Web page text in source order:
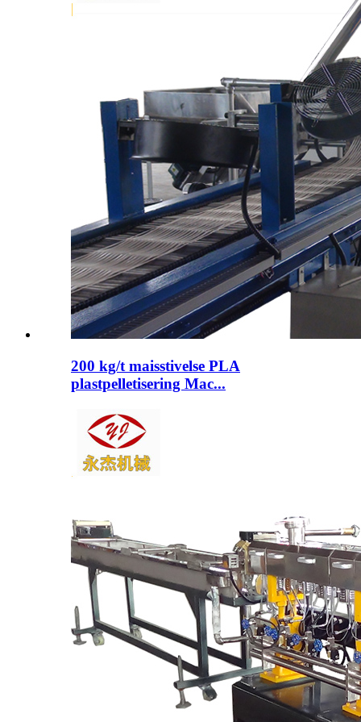
200 kg/t maisstivelse PLA
plastpelletisering Mac...